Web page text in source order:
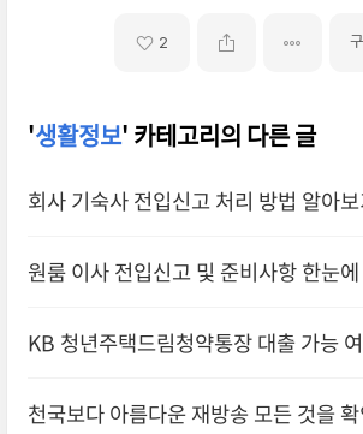
2
'생활정보' 카테고리의 다른 글
회사 기숙사 전입신고 처리 방법 알아보
원룸 이사 전입신고 및 준비사항 한눈
KB 청년주택드림청약통장 대출 가능
천국보다 아름다운 재방송 모든 것을